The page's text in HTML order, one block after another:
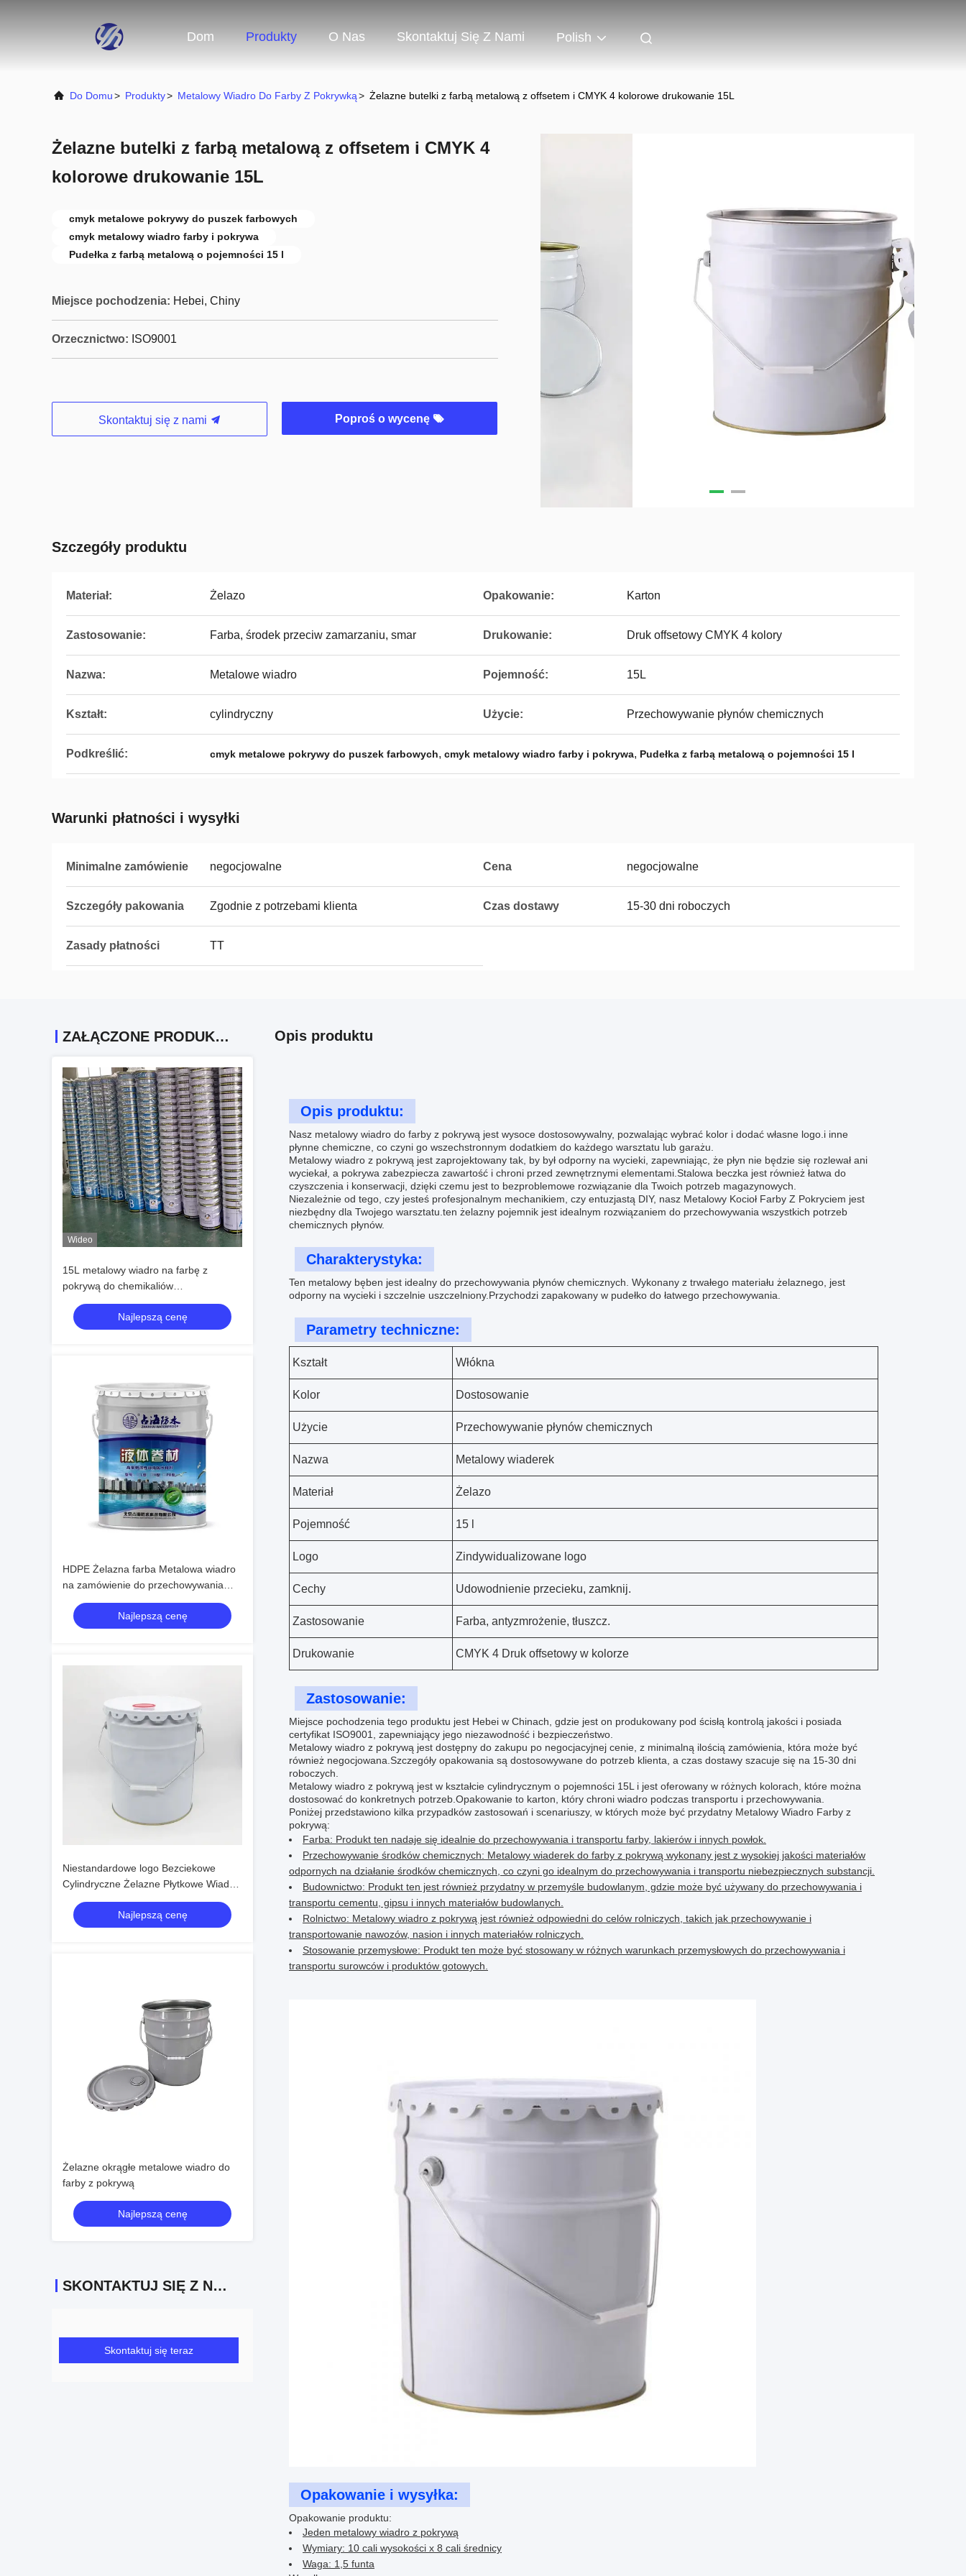
Dom Produkty O Nas Skontaktuj Się Z Nami Polish
Do Domu> Produkty> Metalowy Wiadro Do Farby Z Pokrywką> Żelazne butelki z farbą metalową z offsetem i CMYK 4 kolorowe drukowanie 15L
Żelazne butelki z farbą metalową z offsetem i CMYK 4
kolorowe drukowanie 15L
cmyk metalowe pokrywy do puszek farbowych
cmyk metalowy wiadro farby i pokrywa
Pudełka z farbą metalową o pojemności 15 l
Miejsce pochodzenia: Hebei, Chiny
Orzecznictwo: ISO9001
Skontaktuj się z nami Poproś o wycenę
Szczegóły produktu
Materiał: Żelazo Opakowanie: Karton
Zastosowanie: Farba, środek przeciw zamarzaniu, smar Drukowanie: Druk offsetowy CMYK 4 kolory
Nazwa: Metalowe wiadro Pojemność: 15L
Kształt: cylindryczny Użycie: Przechowywanie płynów chemicznych
Podkreślić: cmyk metalowe pokrywy do puszek farbowych, cmyk metalowy wiadro farby i pokrywa, Pudełka z farbą metalową o pojemności 15 l
Warunki płatności i wysyłki
Minimalne zamówienie negocjowalne Cena negocjowalne
Szczegóły pakowania Zgodnie z potrzebami klienta Czas dostawy 15-30 dni roboczych
Zasady płatności TT
ZAŁĄCZONE PRODUKTY
Wideo
15L metalowy wiadro na farbę z
pokrywą do chemikaliów
przemysłowych
Najlepszą cenę
HDPE Żelazna farba Metalowa wiadro
na zamówienie do przechowywania
płynów chemicznych
Najlepszą cenę
Niestandardowe logo Bezciekowe
Cylindryczne Żelazne Płytkowe Wiadro
Z Pokryciem Do Przechowywania
Płynów Chemicznych
Najlepszą cenę
Żelazne okrągłe metalowe wiadro do
farby z pokrywą
Najlepszą cenę
SKONTAKTUJ SIĘ Z NAMI
Skontaktuj się teraz
Opis produktu
Opis produktu:
Nasz metalowy wiadro do farby z pokrywą jest wysoce dostosowywalny, pozwalając wybrać kolor i dodać własne logo.i inne
płynne chemiczne, co czyni go wszechstronnym dodatkiem do każdego warsztatu lub garażu.
Metalowy wiadro z pokrywą jest zaprojektowany tak, by był odporny na wycieki, zapewniając, że płyn nie będzie się rozlewał ani
wyciekał, a pokrywa zabezpiecza zawartość i chroni przed zewnętrznymi elementami.Stalowa beczka jest również łatwa do
czyszczenia i konserwacji, dzięki czemu jest to bezproblemowe rozwiązanie dla Twoich potrzeb magazynowych.
Niezależnie od tego, czy jesteś profesjonalnym mechanikiem, czy entuzjastą DIY, nasz Metalowy Kocioł Farby Z Pokryciem jest
niezbędny dla Twojego warsztatu.ten żelazny pojemnik jest idealnym rozwiązaniem do przechowywania wszystkich potrzeb
chemicznych płynów.
Charakterystyka:
Ten metalowy bęben jest idealny do przechowywania płynów chemicznych. Wykonany z trwałego materiału żelaznego, jest
odporny na wycieki i szczelnie uszczelniony.Przychodzi zapakowany w pudełko do łatwego przechowywania.
Parametry techniczne:
Kształt Włókna
Kolor Dostosowanie
Użycie Przechowywanie płynów chemicznych
Nazwa Metalowy wiaderek
Materiał Żelazo
Pojemność 15 l
Logo Zindywidualizowane logo
Cechy Udowodnienie przecieku, zamknij.
Zastosowanie Farba, antyzmrożenie, tłuszcz.
Drukowanie CMYK 4 Druk offsetowy w kolorze
Zastosowanie:
Miejsce pochodzenia tego produktu jest Hebei w Chinach, gdzie jest on produkowany pod ścisłą kontrolą jakości i posiada
certyfikat ISO9001, zapewniający jego niezawodność i bezpieczeństwo.
Metalowy wiadro z pokrywą jest dostępny do zakupu po negocjacyjnej cenie, z minimalną ilością zamówienia, która może być
również negocjowana.Szczegóły opakowania są dostosowywane do potrzeb klienta, a czas dostawy szacuje się na 15-30 dni
roboczych.
Metalowy wiadro z pokrywą jest w kształcie cylindrycznym o pojemności 15L i jest oferowany w różnych kolorach, które można
dostosować do konkretnych potrzeb.Opakowanie to karton, który chroni wiadro podczas transportu i przechowywania.
Poniżej przedstawiono kilka przypadków zastosowań i scenariuszy, w których może być przydatny Metalowy Wiadro Farby z
pokrywą:
Farba: Produkt ten nadaje się idealnie do przechowywania i transportu farby, lakierów i innych powłok.
Przechowywanie środków chemicznych: Metalowy wiaderek do farby z pokrywą wykonany jest z wysokiej jakości materiałów
odpornych na działanie środków chemicznych, co czyni go idealnym do przechowywania i transportu niebezpiecznych substancji.
Budownictwo: Produkt ten jest również przydatny w przemyśle budowlanym, gdzie może być używany do przechowywania i
transportu cementu, gipsu i innych materiałów budowlanych.
Rolnictwo: Metalowy wiadro z pokrywą jest również odpowiedni do celów rolniczych, takich jak przechowywanie i
transportowanie nawozów, nasion i innych materiałów rolniczych.
Stosowanie przemysłowe: Produkt ten może być stosowany w różnych warunkach przemysłowych do przechowywania i
transportu surowców i produktów gotowych.
Opakowanie i wysyłka:
Opakowanie produktu:
Jeden metalowy wiadro z pokrywą
Wymiary: 10 cali wysokości x 8 cali średnicy
Waga: 1,5 funta